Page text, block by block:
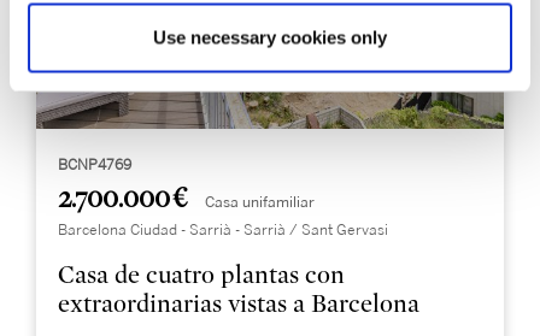
Use necessary cookies only
BCNP4769
2.700.000 € Casa unifamiliar
Barcelona Ciudad - Sarrià - Sarrià / Sant Gervasi
Casa de cuatro plantas con
extraordinarias vistas a Barcelona